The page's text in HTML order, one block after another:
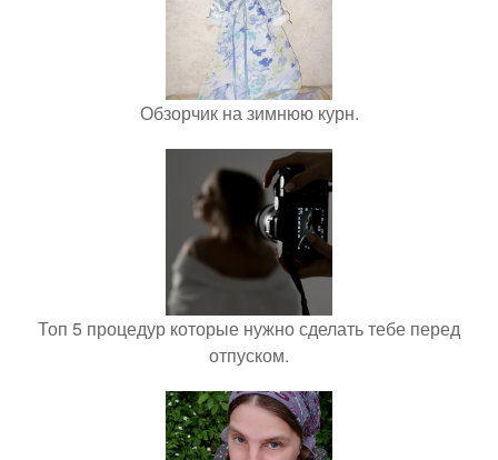
Обзорчик на зимнюю курн.
Топ 5 процедур которые нужно сделать тебе перед
отпуском.